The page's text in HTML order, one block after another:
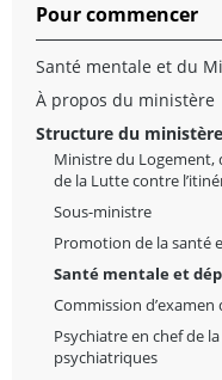
Pour commencer
Santé mentale et du
À propos du ministère
Structure du ministère
Ministre du Logement,
de la Lutte contre
Sous-ministre
Promotion de la santé
Santé mentale et
Commission
Psychiatre en chef de
psychiatriques